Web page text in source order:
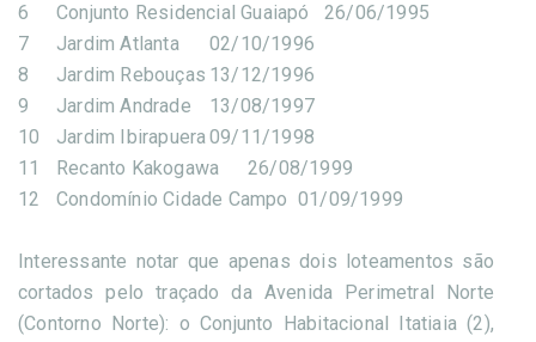
6
Conjunto Residencial Guaiapó
26/06/1995
7
Jardim Atlanta
02/10/1996
8
Jardim Rebouças 13/12/1996
9
Jardim Andrade
13/08/1997
10
Jardim Ibirapuera09/11/1998
11
Recanto Kakogawa
26/08/1999
12
Condomínio Cidade Campo 01/09/1999
Interessante notar que apenas dois loteamentos são
cortados pelo traçado da Avenida Perimetral Norte
(Contorno Norte): o Conjunto Habitacional Itatiaia (2),